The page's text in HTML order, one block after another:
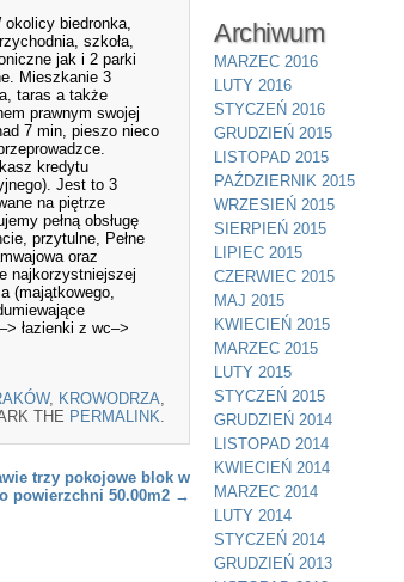
biedronka,
szkoła,
jak i 2 parki
Mieszkanie 3
taras a także
prawnym swojej
7 min, pieszo nieco
kredytu
Jest to 3
na piętrze
pełną obsługę
przytulne, Pełne
oraz
najkorzystniejszej
(majątkowego,
łazienki z wc–>
, KROWODRZA
THE PERMALINK
trzy pokojowe blok w
powierzchni 50.00m2 →
Archiwum
MARZEC 2016
LUTY 2016
STYCZEŃ 2016
GRUDZIEŃ 2015
LISTOPAD 2015
PAŹDZIERNIK 2015
WRZESIEŃ 2015
SIERPIEŃ 2015
LIPIEC 2015
CZERWIEC 2015
MAJ 2015
KWIECIEŃ 2015
MARZEC 2015
LUTY 2015
STYCZEŃ 2015
GRUDZIEŃ 2014
LISTOPAD 2014
KWIECIEŃ 2014
MARZEC 2014
LUTY 2014
STYCZEŃ 2014
GRUDZIEŃ 2013